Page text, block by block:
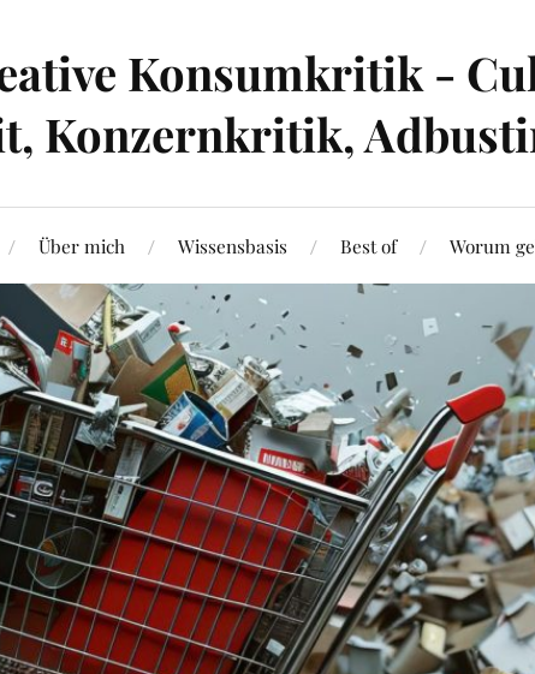
Konsumkritik -
Konzernkritik,
Über mich Wissensbasis Best of Worum